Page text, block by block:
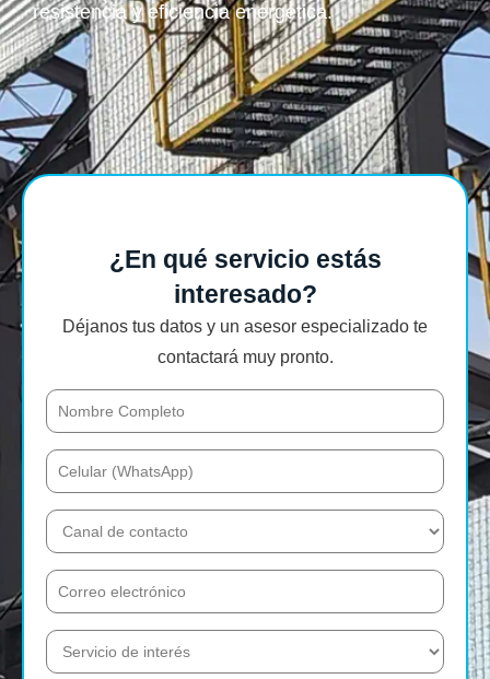
resistencia y eficiencia energética.
¿En qué servicio estás
interesado?
Déjanos tus datos y un asesor especializado te
contactará muy pronto.